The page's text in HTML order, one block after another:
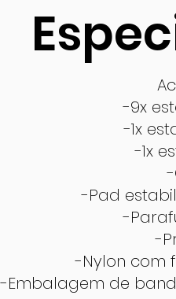
-9x
-1x
-1x
-Pad
-
-
-Nylon com
-Embalagem de